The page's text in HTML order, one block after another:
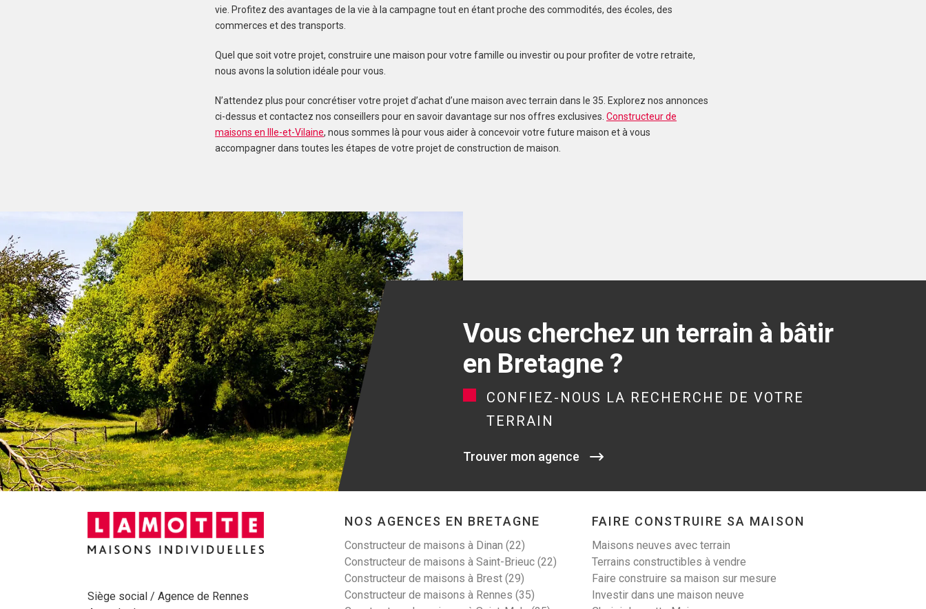
Maison à Bréal-sous-
Maison à Pipriac de
169 m²
436 300 €
vie. Profitez des avantages de la vie à la campagne tout en étant proche des commodités, des écoles, des
commerces et des transports.
Quel que soit votre projet, construire une maison pour votre famille ou investir ou pour profiter de votre retraite,
nous avons la solution idéale pour vous.
N’attendez plus pour concrétiser votre projet d’achat d’une maison avec terrain dans le 35. Explorez nos annonces
ci-dessus et contactez nos conseillers pour en savoir davantage sur nos offres exclusives. Constructeur de
maisons en Ille-et-Vilaine, nous sommes là pour vous aider à concevoir votre future maison et à vous
accompagner dans toutes les étapes de votre projet de construction de maison.
Vous cherchez un terrain à bâtir
en Bretagne ?
CONFIEZ-NOUS LA RECHERCHE DE VOTRE
TERRAIN
Trouver mon agence
Siège social / Agence de Rennes
NOS AGENCES EN BRETAGNE
Constructeur de maisons à Dinan (22)
Constructeur de maisons à Saint-Brieuc (22)
Constructeur de maisons à Brest (29)
Constructeur de maisons à Rennes (35)
FAIRE CONSTRUIRE SA MAISON
Maisons neuves avec terrain
Terrains constructibles à vendre
Faire construire sa maison sur mesure
Investir dans une maison neuve